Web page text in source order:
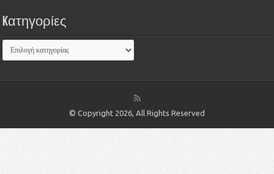
Kατηγορίες
© Copyright 2026, All Rights Reserved